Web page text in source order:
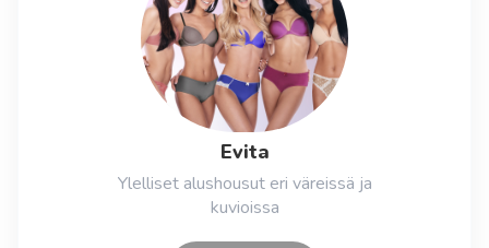
Evita
Ylelliset alushousut eri väreissä ja
kuvioissa